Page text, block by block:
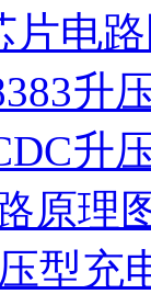
片电
升
升
原理
型充